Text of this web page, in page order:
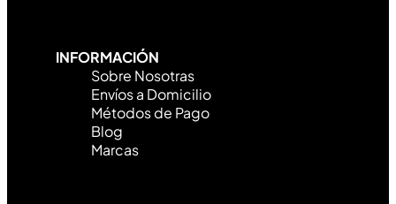
INFORMACIÓN
Sobre Nosotras
Envíos a Domicilio
Métodos de Pago
Blog
Marcas